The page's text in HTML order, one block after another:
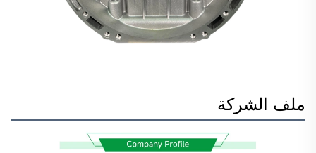
ملف الشركة